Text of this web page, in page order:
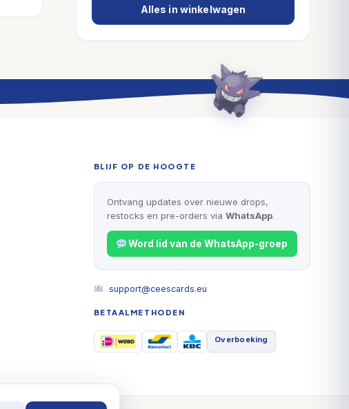
Alles in winkelwagen
BLIJF OP DE HOOGTE
Ontvang updates over nieuwe drops,
restocks en pre-orders via WhatsApp.
Word lid van de WhatsApp-groep
support@ceescards.eu
BETAALMETHODEN
Overboeking